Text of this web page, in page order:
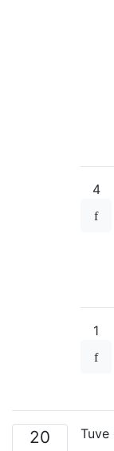
4
1
20 Tuve